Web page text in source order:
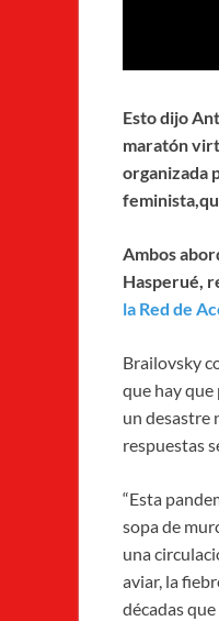
Esto dijo
maratón
organizada
Ambos
Hasperué,
la Red de
Brailovsky
que hay que
un desastre
respuestas
“Esta
sopa de
una
aviar, la
décadas